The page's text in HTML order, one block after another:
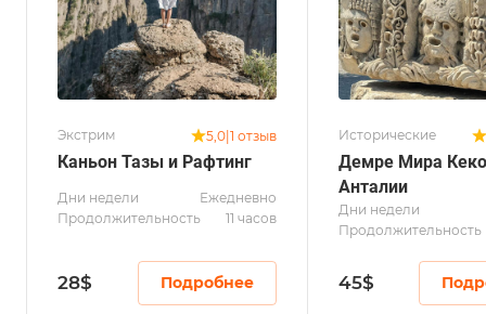
Экстрим 5,0 1 отзыв
Каньон Тазы и Рафтинг
Дни недели
Ежедневно
Продолжительность
11 часов
28$ Подробнее
Исторические
Демре Мира
Анталии
Дни недели
Продолжительность
45$